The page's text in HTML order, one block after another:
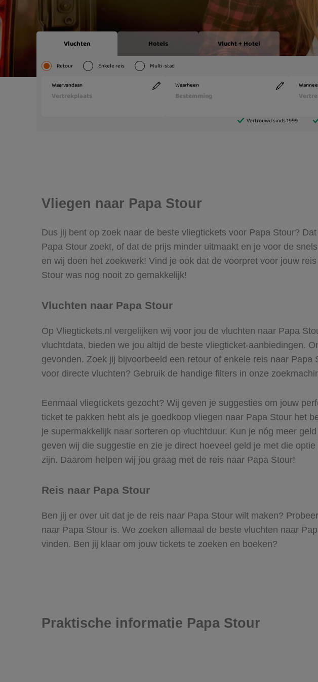
Vliegen naar Papa Stour
Dus jij bent op zoek naar de beste vliegtickets voor Papa Stour?
Papa Stour zoekt, of dat de prijs minder uitmaakt en je voor de
en wij doen het zoekwerk! Vind je ook dat de voorpret voor jouw
Stour was nog nooit zo gemakkelijk!
Vluchten naar Papa Stour
Op Vliegtickets.nl vergelijken wij voor jou de vluchten naar Papa
vluchtdata, bieden we jou altijd de beste vliegticket-aanbiedingen.
gevonden. Zoek jij bijvoorbeeld een retour of enkele reis naar
voor directe vluchten? Gebruik de handige filters in onze
Eenmaal vliegtickets gezocht? Wij geven je suggesties om jouw
ticket te pakken hebt als je goedkoop vliegen naar Papa Stour het
je supermakkelijk naar sorteren op vluchtduur. Kun je nóg meer
geven wij die suggestie en zie je direct hoeveel geld je met die
zijn. Daarom helpen wij jou graag met de reis naar Papa Stour!
Reis naar Papa Stour
Ben jij er over uit dat je de reis naar Papa Stour wilt maken?
naar Papa Stour is. We zoeken allemaal de beste vluchten naar
vinden. Ben jij klaar om jouw tickets te zoeken en boeken?
Praktische informatie Papa Stour